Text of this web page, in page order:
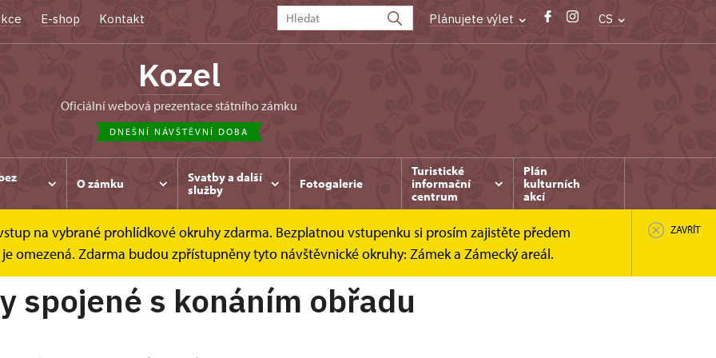
E-shop Kontakt Plánujete výlet CS
Kozel
oficiální webová prezentace státního zámku
DNEŠNÍ NÁVŠTĚVNÍ DOBA
O zámku
Svatby a další
služby
Fotogalerie
Turistické
informační
centrum
Plán
kulturních
akcí
na vybrané prohlídkové okruhy zdarma. Bezplatnou vstupenku si prosím zajistěte předem
omezená. Zdarma budou zpřístupněny tyto návštěvnické okruhy: Zámek a Zámecký areál.
ZAVŘÍT
spojené s konáním obřadu